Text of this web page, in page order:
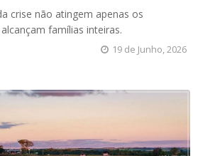
crise não atingem apenas os
famílias inteiras.
19 de Junho, 2026